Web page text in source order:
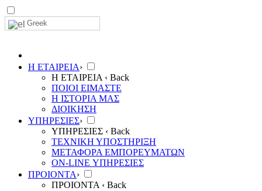
Greek
Η ΕΤΑΙΡΕΙΑ›
Η ΕΤΑΙΡΕΙΑ ‹ Back
ΠΟΙΟΙ ΕΙΜΑΣΤΕ
Η ΙΣΤΟΡΙΑ ΜΑΣ
ΔΙΟΙΚΗΣΗ
ΥΠΗΡΕΣΙΕΣ›
ΥΠΗΡΕΣΙΕΣ ‹ Back
ΤΕΧΝΙΚΗ ΥΠΟΣΤΗΡΙΞΗ
ΜΕΤΑΦΟΡΑ ΕΜΠΟΡΕΥΜΑΤΩΝ
ON-LINE ΥΠΗΡΕΣΙΕΣ
ΠΡΟΙΟΝΤΑ›
ΠΡΟΙΟΝΤΑ ‹ Back